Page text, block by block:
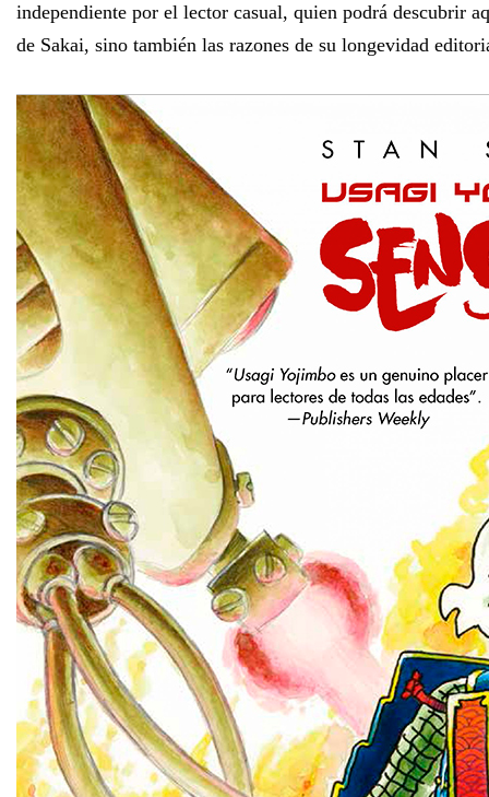
independiente por el lector casual, quien podrá descubrir
de Sakai, sino también las razones de su longevidad